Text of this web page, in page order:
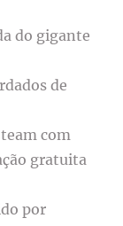
do gigante
de
com
gratuita
por